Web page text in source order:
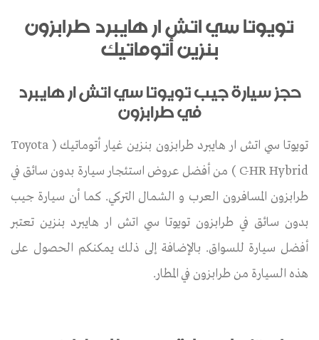
تويوتا سي اتش ار هايبرد طرابزون
بنزين أتوماتيك
حجز سيارة جيب تويوتا سي اتش ار هايبرد
في طرابزون
تويوتا سي اتش ار هايبرد طرابزون بنزين غيار أتوماتيك ( Toyota
C-HR Hybrid ) من أفضل عروض استئجار سيارة بدون سائق في
طرابزون المسافرون العرب و الشمال التركي. كما أن سيارة جيب
بدون سائق في طرابزون تويوتا سي اتش ار هايبرد بنزين تعتبر
أفضل سيارة للسواق. بالإضافة إلى ذلك يمكنكم الحصول على
هذه السيارة من طرابزون في المطار.